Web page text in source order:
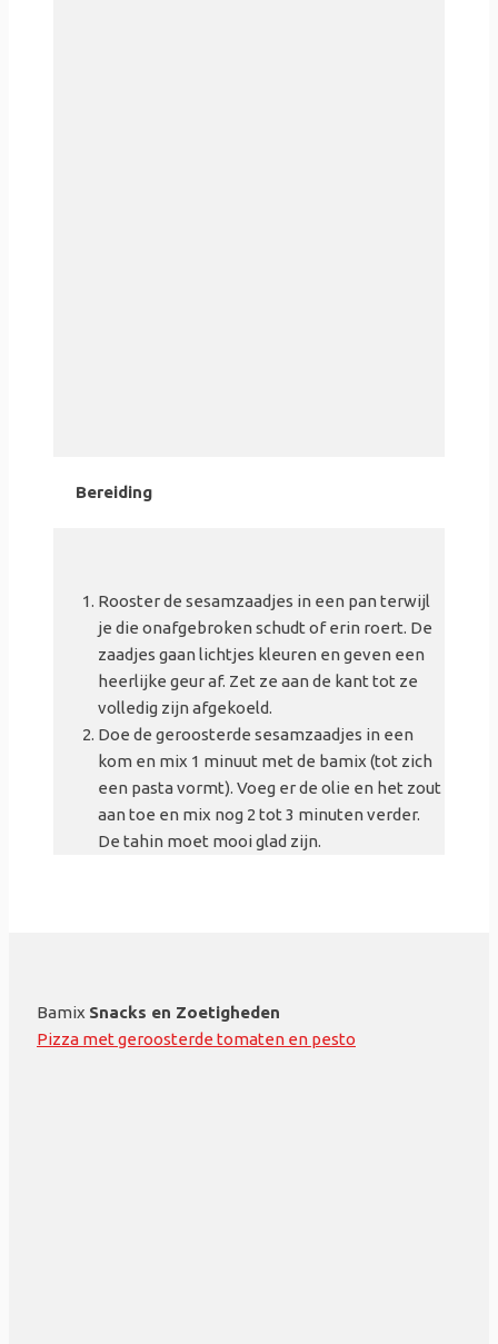
Bereiding
Rooster de sesamzaadjes in een pan terwijl
je die onafgebroken schudt of erin roert. De
zaadjes gaan lichtjes kleuren en geven een
heerlijke geur af. Zet ze aan de kant tot ze
volledig zijn afgekoeld.
Doe de geroosterde sesamzaadjes in een
kom en mix 1 minuut met de bamix (tot zich
een pasta vormt). Voeg er de olie en het zout
aan toe en mix nog 2 tot 3 minuten verder.
De tahin moet mooi glad zijn.
Bamix Snacks en Zoetigheden
Pizza met geroosterde tomaten en pesto